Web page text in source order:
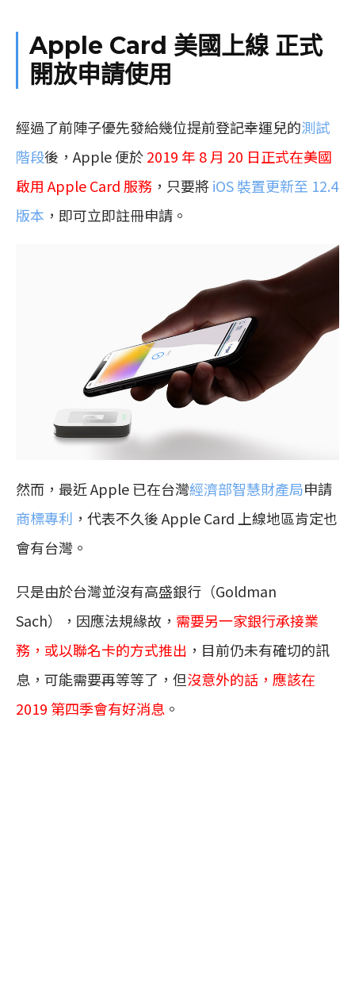
Apple Card 美國上線 正式
開放申請使用
經過了前陣子優先發給幾位提前登記幸運兒的測試
階段後，Apple 便於2019 年 8 月 20 日正式在美國
啟用 Apple Card 服務 ，只要將iOS 裝置更新至 12.4
版本 ，即可立即註冊申請。
然而，最近 Apple 已在台灣經濟部智慧財產局申請
商標專利 ，代表不久後 Apple Card 上線地區肯定也
會有台灣。
只是由於台灣並沒有高盛銀行（Goldman
Sach），因應法規緣故， 需要另一家銀行承接業
務，或以聯名卡的方式推出 ，目前仍未有確切的訊
息，可能需要再等等了，但沒意外的話，應該在
2019 第四季會有好消息 。